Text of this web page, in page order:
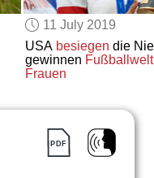
11 July 2019
USA besiegen die
gewinnen
Frauen